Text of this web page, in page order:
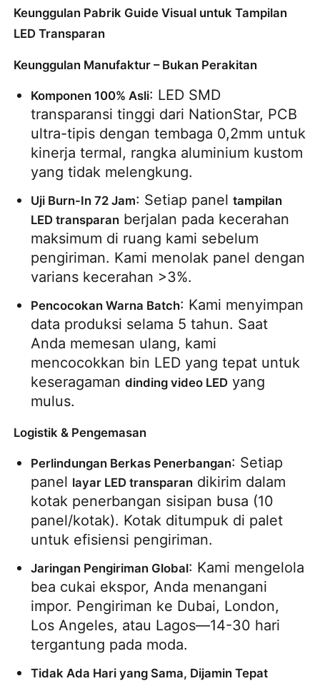
Keunggulan Pabrik Guide Visual untuk Tampilan
LED Transparan
Keunggulan Manufaktur – Bukan Perakitan
Komponen 100% Asli: LED SMD
transparansi tinggi dari NationStar, PCB
ultra-tipis dengan tembaga 0,2mm untuk
kinerja termal, rangka aluminium kustom
yang tidak melengkung.
Uji Burn-In 72 Jam: Setiap panel tampilan
LED transparan berjalan pada kecerahan
maksimum di ruang kami sebelum
pengiriman. Kami menolak panel dengan
varians kecerahan >3%.
Pencocokan Warna Batch: Kami menyimpan
data produksi selama 5 tahun. Saat
Anda memesan ulang, kami
mencocokkan bin LED yang tepat untuk
keseragaman dinding video LED yang
mulus.
Logistik & Pengemasan
Perlindungan Berkas Penerbangan: Setiap
panel layar LED transparan dikirim dalam
kotak penerbangan sisipan busa (10
panel/kotak). Kotak ditumpuk di palet
untuk efisiensi pengiriman.
Jaringan Pengiriman Global: Kami mengelola
bea cukai ekspor, Anda menangani
impor. Pengiriman ke Dubai, London,
Los Angeles, atau Lagos—14-30 hari
tergantung pada moda.
Tidak Ada Hari yang Sama, Dijamin Tepat